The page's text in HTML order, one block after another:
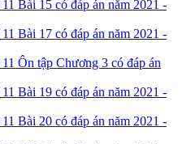
Bài 15 có đáp án năm 2021 -
Bài 17 có đáp án năm 2021 -
Ôn tập Chương 3 có đáp án
Bài 19 có đáp án năm 2021 -
Bài 20 có đáp án năm 2021 -